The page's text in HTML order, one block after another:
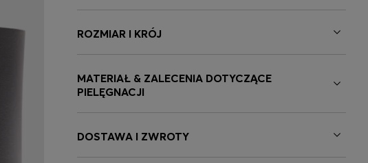
ROZMIAR I KRÓJ
MATERIAŁ & ZALECENIA DOTYCZĄCE
PIELĘGNACJI
DOSTAWA I ZWROTY